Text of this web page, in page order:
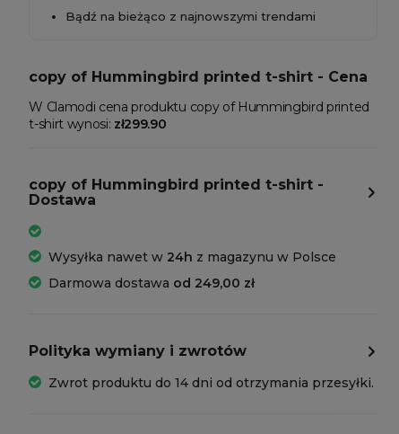
Bądź na bieżąco z najnowszymi trendami
copy of Hummingbird printed t-shirt - Cena
W Clamodi cena produktu copy of Hummingbird printed
t-shirt wynosi: zł299.90
copy of Hummingbird printed t-shirt -
Dostawa
Wysyłka nawet w 24h z magazynu w Polsce
Darmowa dostawa od 249,00 zł
Polityka wymiany i zwrotów
Zwrot produktu do 14 dni od otrzymania przesyłki.